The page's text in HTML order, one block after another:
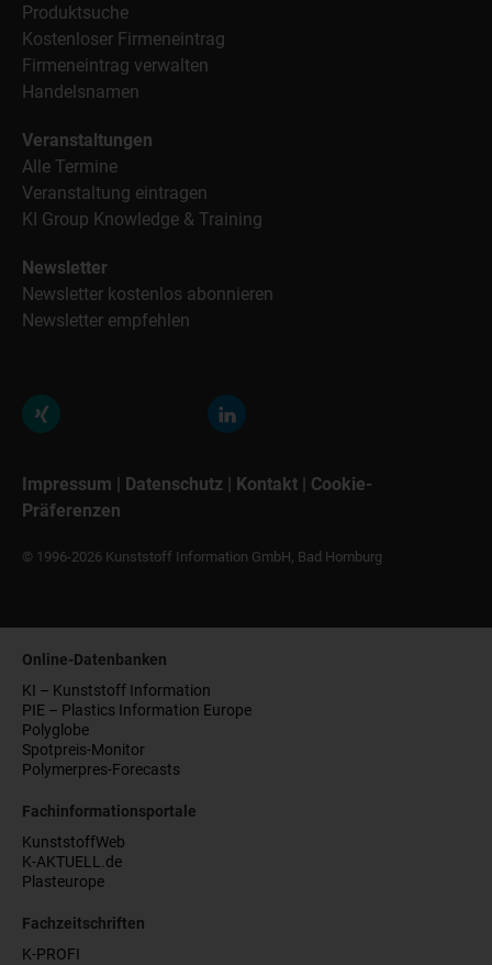
Produktsuche
Kostenloser Firmeneintrag
Firmeneintrag verwalten
Handelsnamen
Veranstaltungen
Alle Termine
Veranstaltung eintragen
KI Group Knowledge & Training
Newsletter
Newsletter kostenlos abonnieren
Newsletter empfehlen
Impressum | Datenschutz | Kontakt | Cookie-
Präferenzen
© 1996-2026 Kunststoff Information GmbH, Bad Homburg
Online-Datenbanken
KI – Kunststoff Information
PIE – Plastics Information Europe
Polyglobe
Spotpreis-Monitor
Polymerpres-Forecasts
Fachinformationsportale
KunststoffWeb
K-AKTUELL.de
Plasteurope
Fachzeitschriften
K-PROFI